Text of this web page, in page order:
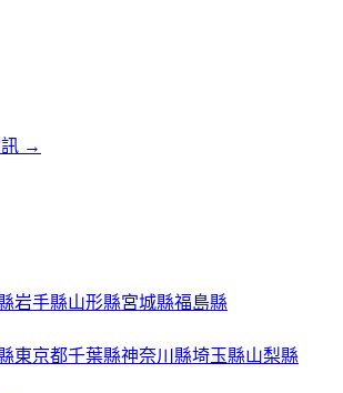
→
岩手縣山形縣宮城縣福島縣
東京都千葉縣神奈川縣埼玉縣山梨縣